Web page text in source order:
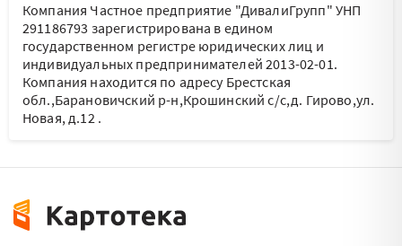
Компания Частное предприятие "ДивалиГрупп" УНП
291186793 зарегистрирована в едином
государственном регистре юридических лиц и
индивидуальных предпринимателей 2013-02-01.
Компания находится по адресу Брестская
обл.,Барановичский р-н,Крошинский с/с,д. Гирово,ул.
Новая, д.12.